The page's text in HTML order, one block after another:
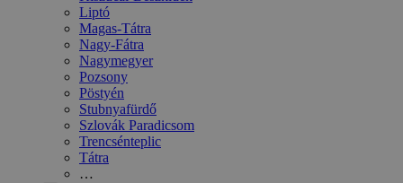
Liptó
Magas-Tátra
Nagy-Fátra
Nagymegyer
Pozsony
Pöstyén
Stubnyafürdő
Szlovák Paradicsom
Trencsénteplic
Tátra
…